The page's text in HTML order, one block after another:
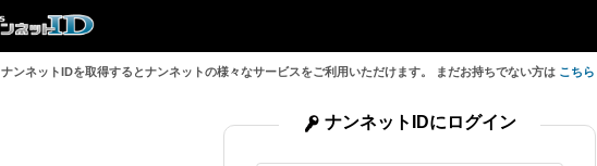
ナンネットIDを取得するとナンネットの様々なサービスをご利用いただけます。 まだお持ちでない方は こちら
ナンネットIDにログイン